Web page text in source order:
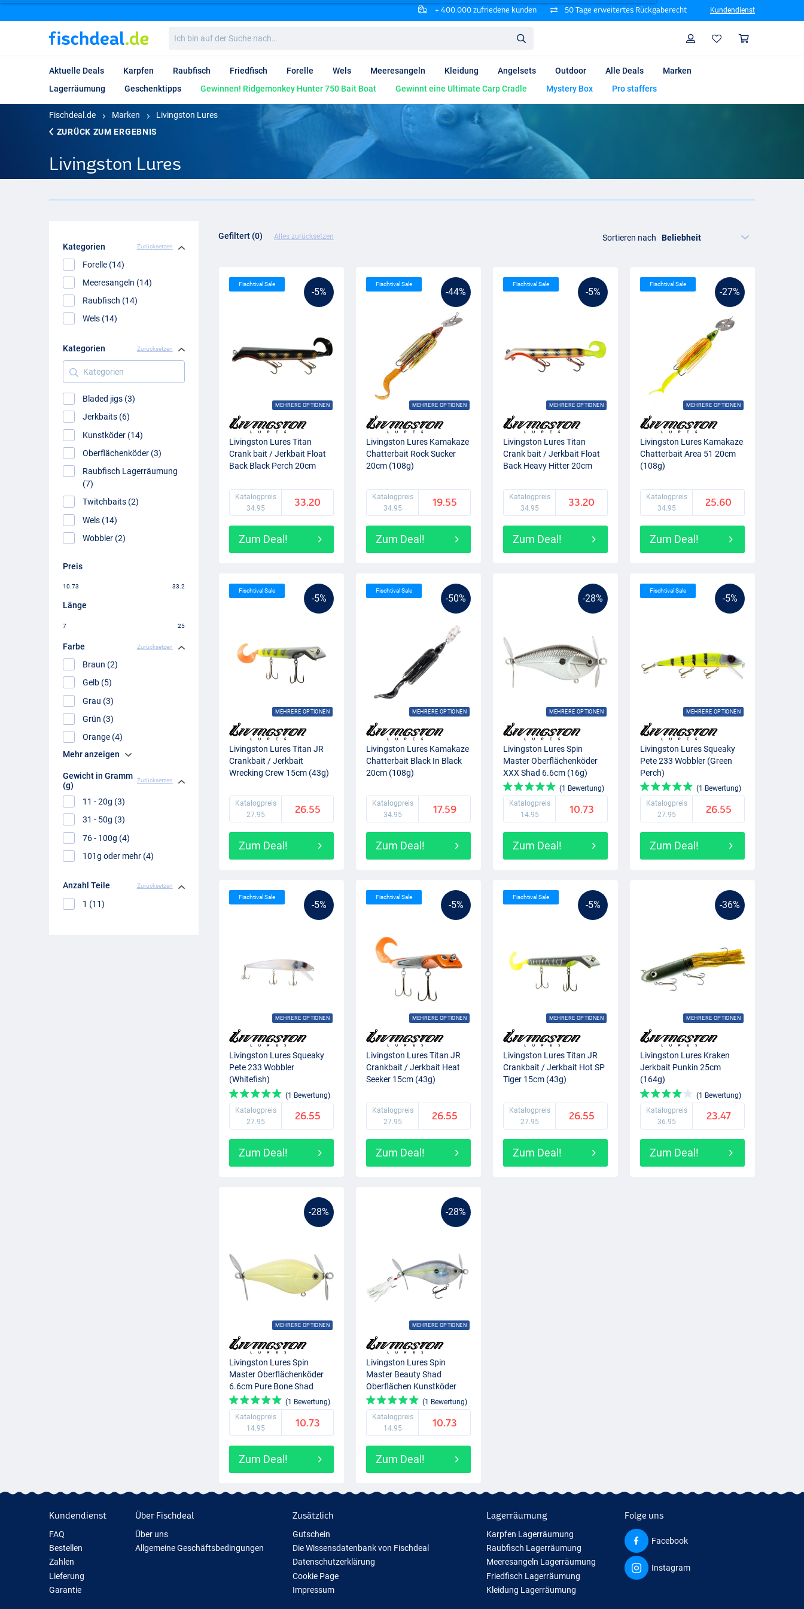
+ 400.000 zufriedene kunden 50 Tage erweitertes Rückgaberecht Kundendienst
bin
auf
Suche
nach…
Profil
Aktuelle Deals Karpfen Raubfisch Friedfisch Forelle Wels Meeresangeln Kleidung Angelsets Outdoor Alle Deals
Marken
Lagerräumung
Geschenktipps Gewinnen! Ridgemonkey Hunter 750 Bait Boat Gewinnt eine Ultimate Carp Cradle Mystery Box Pro staffers
Fischdeal.de Marken
Livingston Lures
ZURÜCK ZUM ERGEBNIS
Livingston Lures
Kategorien Zurücksetzen
Forelle (14)
Meeresangeln (14)
Raubfisch (14)
Wels (14)
Kategorien Zurücksetzen
Kategorien
Bladed jigs (3)
Jerkbaits (6)
Kunstköder (14)
Oberflächenköder (3)
Raubfisch Lagerräumung
(7)
Twitchbaits (2)
Wels (14)
Wobbler (2)
Preis
10.73 33.2
Länge
7 25
Farbe Zurücksetzen
Braun (2)
Gelb (5)
Grau (3)
Grün (3)
Orange (4)
Mehr anzeigen
Gewicht in Gramm
(g)
Zurücksetzen
11 - 20g (3)
31 - 50g (3)
76 - 100g (4)
101g oder mehr (4)
Anzahl Teile Zurücksetzen
1 (11)
Gefiltert (0) Alles zurücksetzen Sortieren nach
-5%
MEHRERE OPTIONEN
Fischtival Sale
Livingston Lures Titan
Crank bait / Jerkbait Float
Back Black Perch 20cm
Katalogpreis
34.95
33.20
Zum Deal!
-44%
MEHRERE OPTIONEN
Fischtival Sale
Livingston Lures Kamakaze
Chatterbait Rock Sucker
20cm (108g)
Katalogpreis
34.95
19.55
Zum Deal!
-5%
MEHRERE OPTIONEN
Fischtival Sale
Livingston Lures Titan
Crank bait / Jerkbait Float
Back Heavy Hitter 20cm
Katalogpreis
34.95
33.20
Zum Deal!
-27%
MEHRERE OPTIONEN
Fischtival Sale
Livingston Lures Kamakaze
Chatterbait Area 51 20cm
(108g)
Katalogpreis
34.95
25.60
Zum Deal!
-5%
MEHRERE OPTIONEN
Fischtival Sale
Livingston Lures Titan JR
Crankbait / Jerkbait
Wrecking Crew 15cm (43g)
Katalogpreis
27.95
26.55
Zum Deal!
-50%
MEHRERE OPTIONEN
Fischtival Sale
Livingston Lures Kamakaze
Chatterbait Black In Black
20cm (108g)
Katalogpreis
34.95
17.59
Zum Deal!
-28%
MEHRERE OPTIONEN
Livingston Lures Spin
Master Oberflächenköder
XXX Shad 6.6cm (16g)
(1 Bewertung)
Katalogpreis
14.95
10.73
Zum Deal!
-5%
MEHRERE OPTIONEN
Fischtival Sale
Livingston Lures Squeaky
Pete 233 Wobbler (Green
Perch)
(1 Bewertung)
Katalogpreis
27.95
26.55
Zum Deal!
-5%
MEHRERE OPTIONEN
Fischtival Sale
Livingston Lures Squeaky
Pete 233 Wobbler
(Whitefish)
(1 Bewertung)
Katalogpreis
27.95
26.55
Zum Deal!
-5%
MEHRERE OPTIONEN
Fischtival Sale
Livingston Lures Titan JR
Crankbait / Jerkbait Heat
Seeker 15cm (43g)
Katalogpreis
27.95
26.55
Zum Deal!
-5%
MEHRERE OPTIONEN
Fischtival Sale
Livingston Lures Titan JR
Crankbait / Jerkbait Hot SP
Tiger 15cm (43g)
Katalogpreis
27.95
26.55
Zum Deal!
-36%
MEHRERE OPTIONEN
Livingston Lures Kraken
Jerkbait Punkin 25cm
(164g)
(1 Bewertung)
Katalogpreis
36.95
23.47
Zum Deal!
-28%
MEHRERE OPTIONEN
Livingston Lures Spin
Master Oberflächenköder
6.6cm Pure Bone Shad
(16g)
(1 Bewertung)
Katalogpreis
14.95
10.73
Zum Deal!
-28%
MEHRERE OPTIONEN
Livingston Lures Spin
Master Beauty Shad
Oberflächen Kunstköder
6.6cm (16g)
(1 Bewertung)
Katalogpreis
14.95
10.73
Zum Deal!
Kundendienst
FAQ
Bestellen
Zahlen
Lieferung
Garantie
Über Fischdeal
Über uns
Allgemeine Geschäftsbedingungen
Zusätzlich
Gutschein
Die Wissensdatenbank von Fischdeal
Datenschutzerklärung
Cookie Page
Impressum
Lagerräumung
Karpfen Lagerräumung
Raubfisch Lagerräumung
Meeresangeln Lagerräumung
Friedfisch Lagerräumung
Kleidung Lagerräumung
Folge uns
Facebook
Instagram